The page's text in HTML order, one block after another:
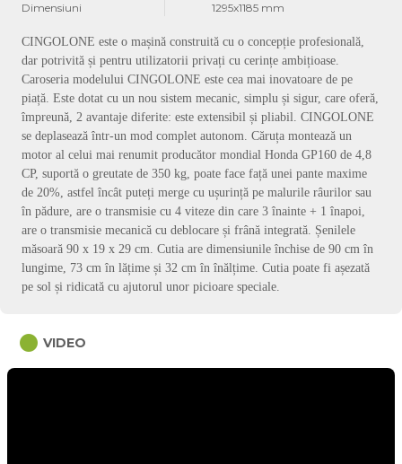
Dimensiuni
1295x1185 mm
CINGOLONE este o mașină construită cu o concepție profesională,
dar potrivită și pentru utilizatorii privați cu cerințe ambițioase.
Caroseria modelului CINGOLONE este cea mai inovatoare de pe
piață. Este dotat cu un nou sistem mecanic, simplu și sigur, care oferă,
împreună, 2 avantaje diferite: este extensibil și pliabil. CINGOLONE
se deplasează într-un mod complet autonom. Căruța montează un
motor al celui mai renumit producător mondial Honda GP160 de 4,8
CP, suportă o greutate de 350 kg, poate face față unei pante maxime
de 20%, astfel încât puteți merge cu ușurință pe malurile râurilor sau
în pădure, are o transmisie cu 4 viteze din care 3 înainte + 1 înapoi,
are o transmisie mecanică cu deblocare și frână integrată. Șenilele
măsoară 90 x 19 x 29 cm. Cutia are dimensiunile închise de 90 cm în
lungime, 73 cm în lățime și 32 cm în înălțime. Cutia poate fi așezată
pe sol și ridicată cu ajutorul unor picioare speciale.
circle VIDEO